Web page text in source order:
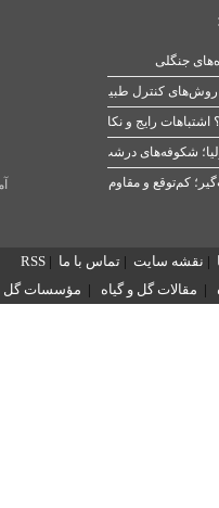
جنگلی
رایج و نکات طلایی
شکوفه‌های درشت در بهار
| نقشه سایت | تماس با ما |
RSS
| مقالات گل و گیاه | مؤسسات گل و